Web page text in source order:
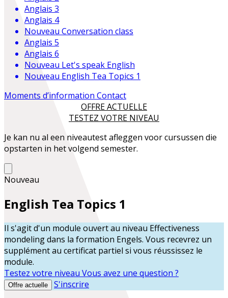
Anglais 3
Anglais 4
Nouveau Conversation class
Anglais 5
Anglais 6
Nouveau Let's speak English
Nouveau English Tea Topics 1
Moments d’information Contact
OFFRE ACTUELLE
TESTEZ VOTRE NIVEAU
Je kan nu al een niveautest afleggen voor cursussen die
opstarten in het volgend semester.
Nouveau
English Tea Topics 1
Il s'agit d'un module ouvert au niveau Effectiveness
mondelingdans la formation Engels. Vous recevrez un
supplément au certificat partiel si vous réussissez le
module.
Testez votre niveau Vous avez une question ?
Offre actuelle S'inscrire